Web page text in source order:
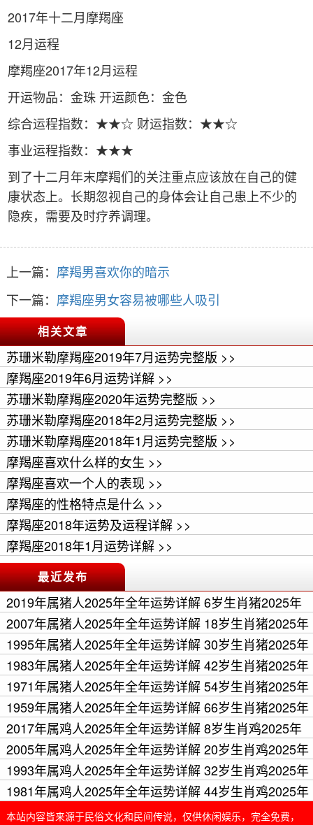
2017年十二月摩羯座
12月运程
摩羯座2017年12月运程
开运物品：金珠 开运颜色：金色
综合运程指数：★★☆ 财运指数：★★☆
事业运程指数：★★★
到了十二月年末摩羯们的关注重点应该放在自己的健
康状态上。长期忽视自己的身体会让自己患上不少的
隐疾，需要及时疗养调理。
上一篇： 摩羯男喜欢你的暗示
下一篇： 摩羯座男女容易被哪些人吸引
相关文章
苏珊米勒摩羯座2019年7月运势完整版 >>
摩羯座2019年6月运势详解 >>
苏珊米勒摩羯座2020年运势完整版 >>
苏珊米勒摩羯座2018年2月运势完整版 >>
苏珊米勒摩羯座2018年1月运势完整版 >>
摩羯座喜欢什么样的女生 >>
摩羯座喜欢一个人的表现 >>
摩羯座的性格特点是什么 >>
摩羯座2018年运势及运程详解 >>
摩羯座2018年1月运势详解 >>
最近发布
2019年属猪人2025年全年运势详解 6岁生肖猪2025年
每月运程 >>
2007年属猪人2025年全年运势详解 18岁生肖猪2025年
每月运程 >>
1995年属猪人2025年全年运势详解 30岁生肖猪2025年
每月运程 >>
1983年属猪人2025年全年运势详解 42岁生肖猪2025年
每月运程 >>
1971年属猪人2025年全年运势详解 54岁生肖猪2025年
每月运程 >>
1959年属猪人2025年全年运势详解 66岁生肖猪2025年
每月运程 >>
2017年属鸡人2025年全年运势详解 8岁生肖鸡2025年
每月运程 >>
2005年属鸡人2025年全年运势详解 20岁生肖鸡2025年
每月运程 >>
1993年属鸡人2025年全年运势详解 32岁生肖鸡2025年
每月运程 >>
1981年属鸡人2025年全年运势详解 44岁生肖鸡2025年
每月运程 >>
本站内容皆来源于民俗文化和民间传说，仅供休闲娱乐，完全免费，